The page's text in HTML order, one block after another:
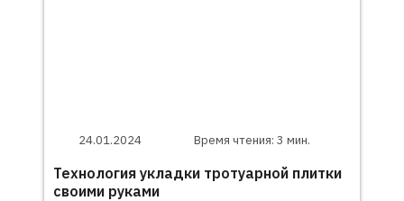
24.01.2024 Время чтения: 3 мин.
Технология укладки тротуарной плитки
своими руками